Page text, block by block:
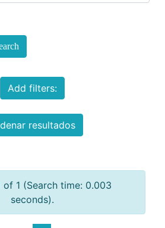
Add filters:
resultados
of 1 (Search time: 0.003
seconds).